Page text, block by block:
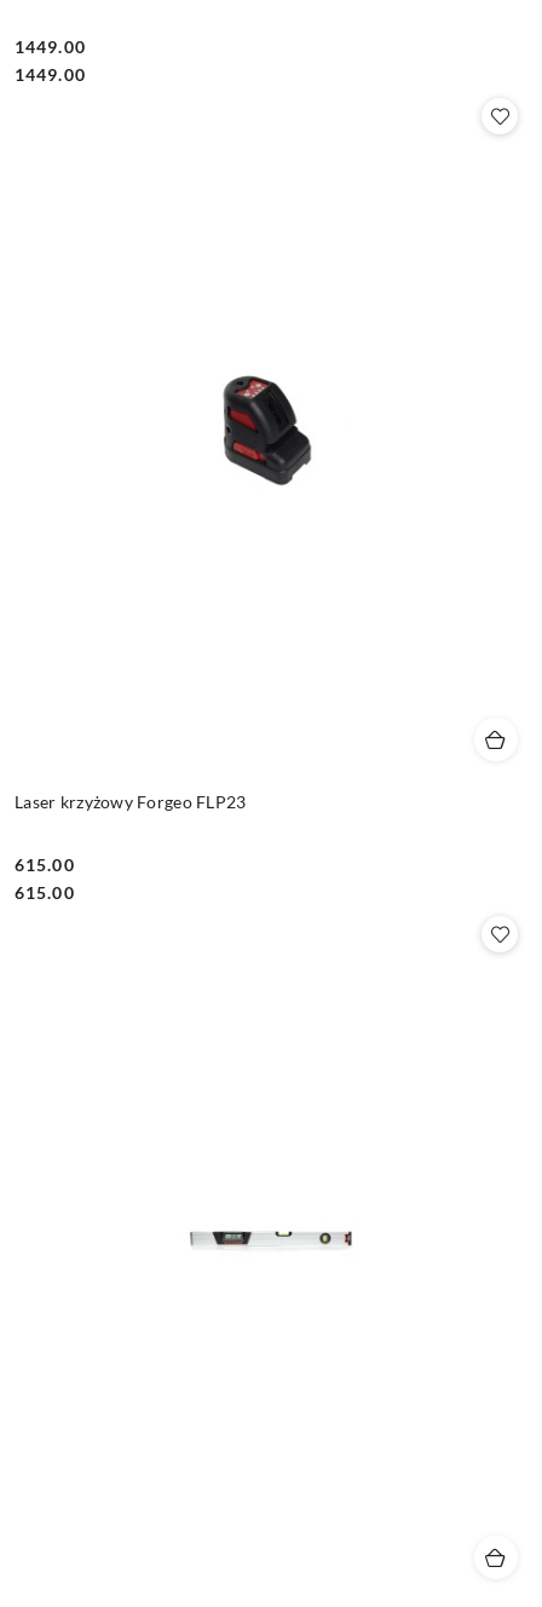
Cena:
1449.00
Cena:
1449.00
Laser krzyżowy Forgeo FLP23
Cena:
615.00
Cena:
615.00